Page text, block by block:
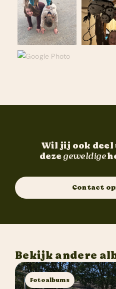
Wil jij ook
dezegeweldige
Contact
Bekijk andere
Fotoalbums